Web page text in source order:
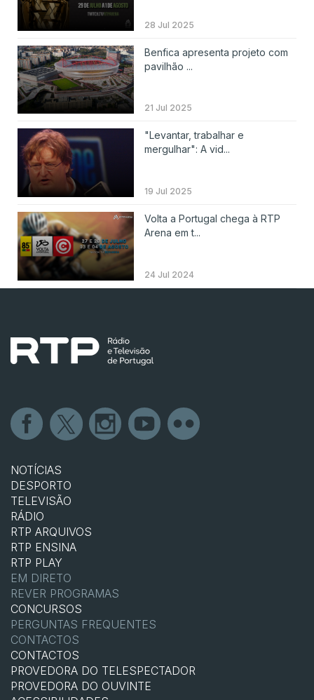
28 Jul 2025
Benfica apresenta projeto com
pavilhão ...
21 Jul 2025
"Levantar, trabalhar e
mergulhar": A vid...
19 Jul 2025
Volta a Portugal chega à RTP
Arena em t...
24 Jul 2024
NOTÍCIAS
DESPORTO
TELEVISÃO
RÁDIO
RTP ARQUIVOS
RTP ENSINA
RTP PLAY
EM DIRETO
REVER PROGRAMAS
CONCURSOS
PERGUNTAS FREQUENTES
CONTACTOS
CONTACTOS
PROVEDORA DO TELESPECTADOR
PROVEDORA DO OUVINTE